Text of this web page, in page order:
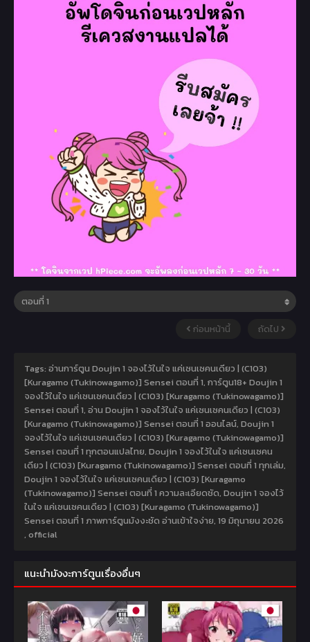
ก่อนหน้านี้ ถัดไป
Tags: อ่านการ์ตูน Doujin 1 จองไว้ในใจ แค่เซนเซคนเดียว | (C103)
[Kuragamo (Tukinowagamo)] Sensei ตอนที่ 1, การ์ตูน18+ Doujin 1
จองไว้ในใจ แค่เซนเซคนเดียว | (C103) [Kuragamo (Tukinowagamo)]
Sensei ตอนที่ 1, อ่าน Doujin 1 จองไว้ในใจ แค่เซนเซคนเดียว | (C103)
[Kuragamo (Tukinowagamo)] Sensei ตอนที่ 1 ออนไลน์, Doujin 1
จองไว้ในใจ แค่เซนเซคนเดียว | (C103) [Kuragamo (Tukinowagamo)]
Sensei ตอนที่ 1 ทุกตอนแปลไทย, Doujin 1 จองไว้ในใจ แค่เซนเซคน
เดียว | (C103) [Kuragamo (Tukinowagamo)] Sensei ตอนที่ 1 ทุกเล่ม,
Doujin 1 จองไว้ในใจ แค่เซนเซคนเดียว | (C103) [Kuragamo
(Tukinowagamo)] Sensei ตอนที่ 1 ความละเอียดชัด, Doujin 1 จองไว้
ในใจ แค่เซนเซคนเดียว | (C103) [Kuragamo (Tukinowagamo)]
Sensei ตอนที่ 1 ภาพการ์ตูนมังงะชัด อ่านเข้าใจง่าย, 19 มิถุนายน 2026
, official
แนะนำมังงะการ์ตูนเรื่องอื่นๆ